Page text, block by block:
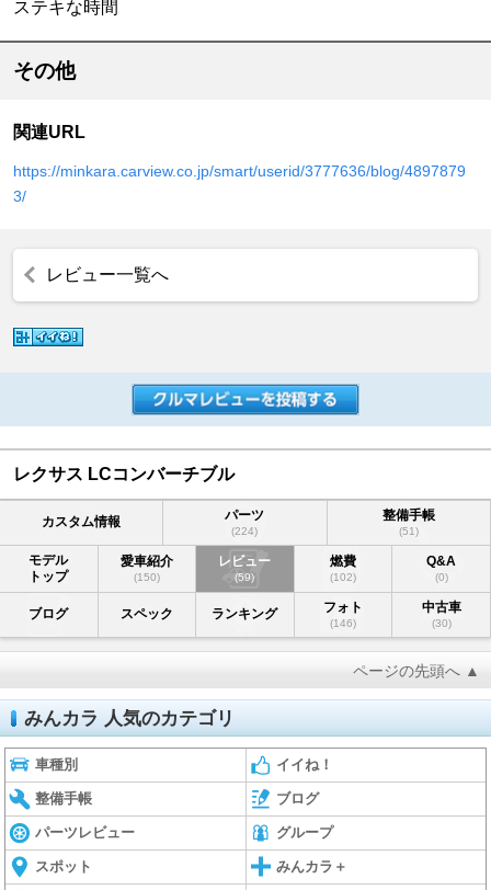
ステキな時間
その他
関連URL
https://minkara.carview.co.jp/smart/userid/3777636/blog/4897879
3/
レビュー一覧へ
レクサス LCコンバーチブル
カスタム情報 パーツ
(224)
整備手帳
(51)
モデル
トップ
愛車紹介
(150)
レビュー
(59)
燃費
(102)
Q&A
(0)
ブログ スペック ランキング フォト
(146)
中古車
(30)
ページの先頭へ ▲
みんカラ 人気のカテゴリ
車種別 イイね！
整備手帳 ブログ
パーツレビュー グループ
スポット みんカラ＋